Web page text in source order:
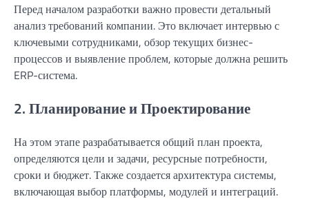
Перед началом разработки важно провести детальный
анализ требований компании. Это включает интервью с
ключевыми сотрудниками, обзор текущих бизнес-
процессов и выявление проблем, которые должна решить
ERP-система.
2. Планирование и Проектирование
На этом этапе разрабатывается общий план проекта,
определяются цели и задачи, ресурсные потребности,
сроки и бюджет. Также создается архитектура системы,
включающая выбор платформы, модулей и интеграций.